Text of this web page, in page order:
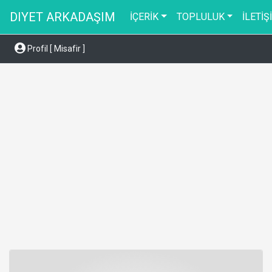
DIYET ARKADAŞIM İÇERİK TOPLULUK
Profil [ Misafir ]